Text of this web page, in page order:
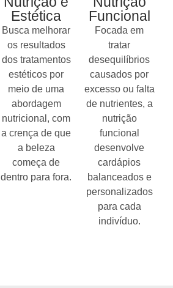
Estética
Busca melhorar
os resultados
dos tratamentos
estéticos por
meio de uma
abordagem
nutricional, com
a crença de que
a beleza
começa de
dentro para fora.
Funcional
Focada em
tratar
desequilíbrios
causados por
excesso ou falta
de nutrientes, a
nutrição
funcional
desenvolve
cardápios
balanceados e
personalizados
para cada
indivíduo.